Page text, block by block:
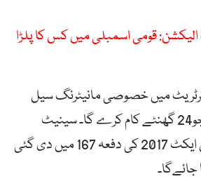
قومی اسمبلی میں کس کا پلڑا
میں خصوصی مانیٹرنگ سیل
بھی قائم کیا گیا ہے جو24 گھنٹے کام کرے گا۔ سینیٹ
انتخابات میں الیکشن ایکٹ 2017 کی دفعہ 167 میں دی گئی